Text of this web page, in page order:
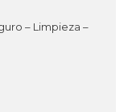
– Limpieza –